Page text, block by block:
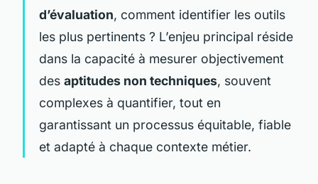
d’évaluation, comment identifier les outils
les plus pertinents ? L’enjeu principal réside
dans la capacité à mesurer objectivement
des aptitudes non techniques, souvent
complexes à quantifier, tout en
garantissant un processus équitable, fiable
et adapté à chaque contexte métier.